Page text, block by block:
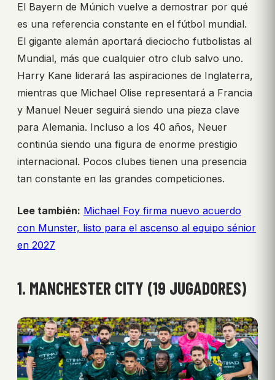
El Bayern de Múnich vuelve a demostrar por qué
es una referencia constante en el fútbol mundial.
El gigante alemán aportará dieciocho futbolistas al
Mundial, más que cualquier otro club salvo uno.
Harry Kane liderará las aspiraciones de Inglaterra,
mientras que Michael Olise representará a Francia
y Manuel Neuer seguirá siendo una pieza clave
para Alemania. Incluso a los 40 años, Neuer
continúa siendo una figura de enorme prestigio
internacional. Pocos clubes tienen una presencia
tan constante en las grandes competiciones.
Lee también: Michael Foy firma nuevo acuerdo
con Munster, listo para el ascenso al equipo sénior
en 2027
1. MANCHESTER CITY (19 JUGADORES)